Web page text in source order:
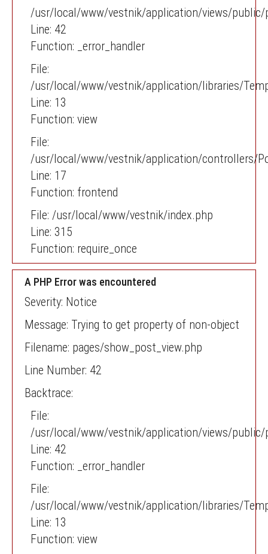
/usr/local/www/vestnik/application/views/public/
Line: 42
Function: _error_handler
File:
/usr/local/www/vestnik/application/libraries/
Line: 13
Function: view
File:
/usr/local/www/vestnik/application/controllers/
Line: 17
Function: frontend
File: /usr/local/www/vestnik/index.php
Line: 315
Function: require_once
A PHP Error was encountered
Severity: Notice
Message: Trying to get property of non-object
Filename: pages/show_post_view.php
Line Number: 42
Backtrace:
File:
/usr/local/www/vestnik/application/views/public/
Line: 42
Function: _error_handler
File:
/usr/local/www/vestnik/application/libraries/
Line: 13
Function: view